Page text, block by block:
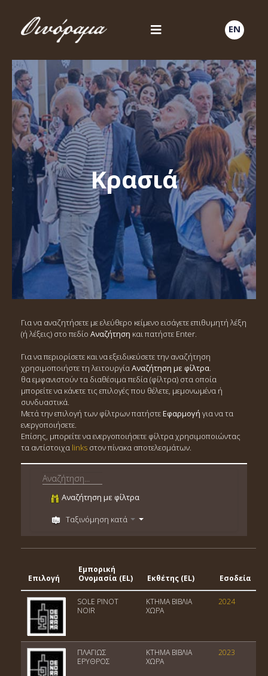
EN
Κρασιά
Για να αναζητήσετε με ελεύθερο κείμενο εισάγετε επιθυμητή λέξη
(ή λέξεις) στο πεδίο Αναζήτηση και πατήστε Enter.
Για να περιορίσετε και να εξειδικεύσετε την αναζήτηση
χρησιμοποιήστε τη λειτουργίαΑναζήτηση με φίλτρα.
θα εμφανιστούν τα διαθέσιμα πεδία (φίλτρα) στα οποία
μπορείτε να κάνετε τις επιλογές που θέλετε, μεμονωμένα ή
συνδυαστικά.
Μετά την επιλογή των φίλτρων πατήστεΕφαρμογή για να τα
ενεργοποιήσετε.
Επίσης, μπορείτε να ενεργοποιήσετε φίλτρα χρησιμοποιώντας
τα αντίστοιχα links στον πίνακα αποτελεσμάτων.
Αναζήτηση με φίλτρα
Ταξινόμηση κατά
Επιλογή
Εμπορική
Ονομασία (EL)
Εκθέτης (EL) Εσοδεία
SOLE PINOT
NOIR
ΚΤΗΜΑ ΒΙΒΛΙΑ
ΧΩΡΑ
2024
ΠΛΑΓΙΩΣ
ΕΡΥΘΡΟΣ
ΚΤΗΜΑ ΒΙΒΛΙΑ
ΧΩΡΑ
2023